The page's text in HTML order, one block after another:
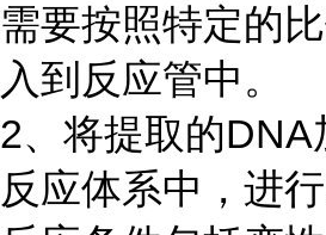
需要按照特定的
入到反应管中。
2、将提取的DNA
反应体系中，进